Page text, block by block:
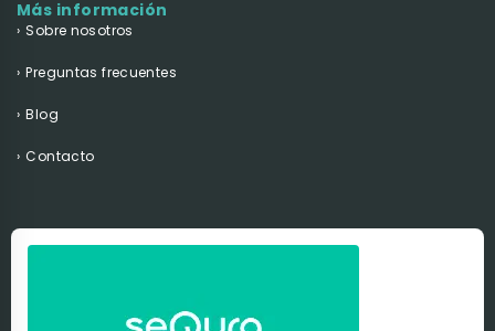
Más información
Sobre nosotros
Preguntas frecuentes
Blog
Contacto